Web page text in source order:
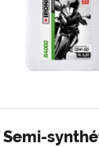
Semi-